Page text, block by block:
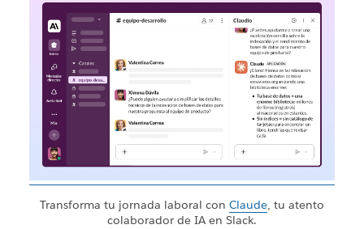
Transforma tu jornada laboral con Claude, tu atento
colaborador de IA en Slack.